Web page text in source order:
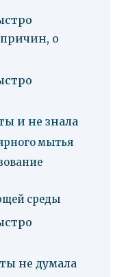
о
и не знала
мытья
среды
не думала